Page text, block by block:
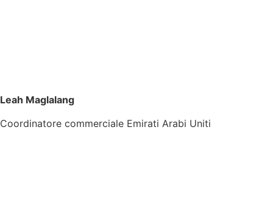
Leah Maglalang
Coordinatore commerciale Emirati Arabi Uniti